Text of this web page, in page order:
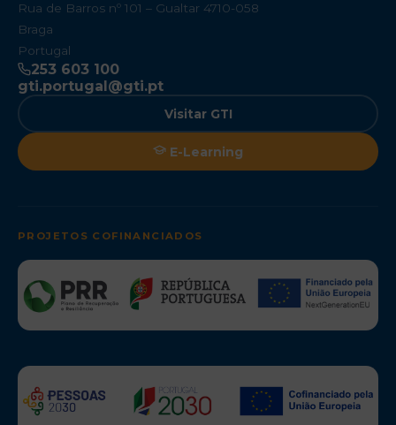
Rua de Barros nº 101 – Gualtar 4710-058
Braga
Portugal
253 603 100
gti.portugal@gti.pt
Visitar GTI
E-Learning
PROJETOS COFINANCIADOS